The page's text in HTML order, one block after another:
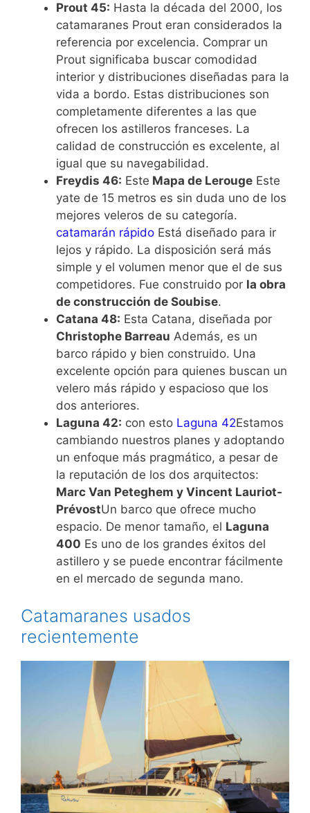
Prout 45: Hasta la década del 2000, los
catamaranes Prout eran considerados la
referencia por excelencia. Comprar un
Prout significaba buscar comodidad
interior y distribuciones diseñadas para la
vida a bordo. Estas distribuciones son
completamente diferentes a las que
ofrecen los astilleros franceses. La
calidad de construcción es excelente, al
igual que su navegabilidad.
Freydis 46: Este Mapa de Lerouge Este
yate de 15 metros es sin duda uno de los
mejores veleros de su categoría.
catamarán rápido Está diseñado para ir
lejos y rápido. La disposición será más
simple y el volumen menor que el de sus
competidores. Fue construido por la obra
de construcción de Soubise.
Catana 48: Esta Catana, diseñada por
Christophe Barreau Además, es un
barco rápido y bien construido. Una
excelente opción para quienes buscan un
velero más rápido y espacioso que los
dos anteriores.
Laguna 42: con esto Laguna 42Estamos
cambiando nuestros planes y adoptando
un enfoque más pragmático, a pesar de
la reputación de los dos arquitectos:
Marc Van Peteghem y Vincent Lauriot-
PrévostUn barco que ofrece mucho
espacio. De menor tamaño, el Laguna
400 Es uno de los grandes éxitos del
astillero y se puede encontrar fácilmente
en el mercado de segunda mano.
Catamaranes usados ​​
recientemente